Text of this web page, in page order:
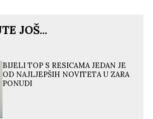
JOŠ...
BIJELI TOP S RESICAMA JEDAN JE
OD NAJLJEPŠIH NOVITETA U ZARA
PONUDI